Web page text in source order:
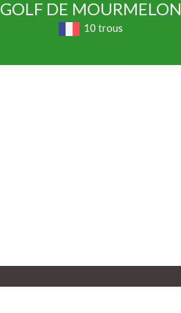
GOLF DE MOURMELON
10 trous